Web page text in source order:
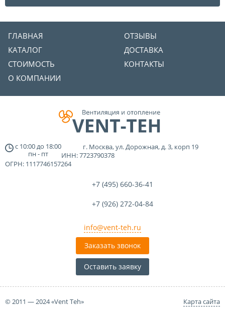
ГЛАВНАЯ
КАТАЛОГ
СТОИМОСТЬ
О КОМПАНИИ
ОТЗЫВЫ
ДОСТАВКА
КОНТАКТЫ
с 10:00до 18:00
пн - пт
г. Москва, ул. Дорожная, д. 3, корп 19
ИНН: 7723790378
ОГРН: 1117746157264
+7 (495) 660-36-41
+7 (926) 272-04-84
info@vent-teh.ru
Заказать звонок
Оставить заявку
© 2011 — 2024 «Vent Teh» Карта сайта